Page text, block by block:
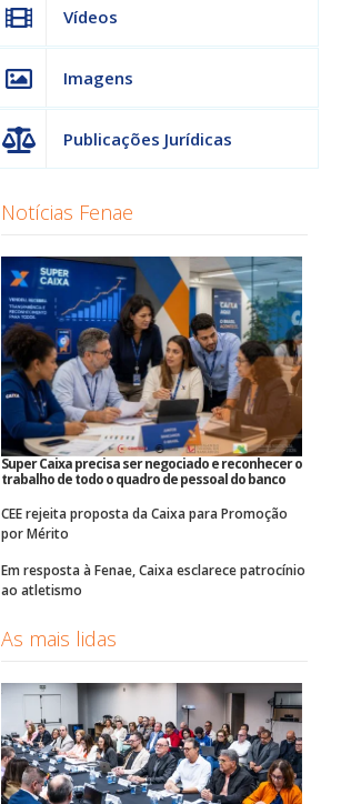
Vídeos
Imagens
Publicações Jurídicas
Notícias Fenae
Super Caixa precisa ser negociado e reconhecer o
trabalho de todo o quadro de pessoal do banco
CEE rejeita proposta da Caixa para Promoção
por Mérito
Em resposta à Fenae, Caixa esclarece patrocínio
ao atletismo
As mais lidas